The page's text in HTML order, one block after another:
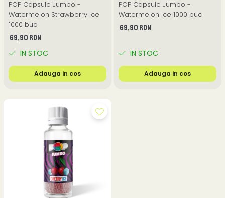
POP Capsule Jumbo -
Watermelon Strawberry Ice
1000 buc
69,90 RON
IN STOC
Adauga in cos
POP Capsule Jumbo -
Watermelon Ice 1000 buc
69,90 RON
IN STOC
Adauga in cos